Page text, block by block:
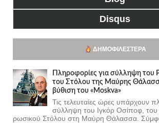
Disqus
ΔΗΜΟΦΙΛΈΣΤΕΡΑ
Πληροφορίες για σύλληψη του
του Στόλου της Mαύρης
βύθιση του «Moskva»
Τις τελευταίες ώρες υπάρχουν
σύλληψη του Ιγκόρ Οσίποφ, του
ρωσικού Στόλου στη Μαύρη Θάλασσα.